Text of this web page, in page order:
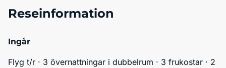
Reseinformation
Ingår
Flyg t/r · 3 övernattningar i dubbelrum · 3 frukostar · 2